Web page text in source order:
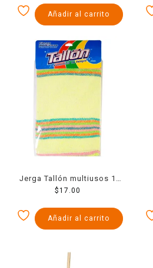
Añadir al carrito
Jerga Tallón multiusos 1
pza
$17.00
Añadir al carrito